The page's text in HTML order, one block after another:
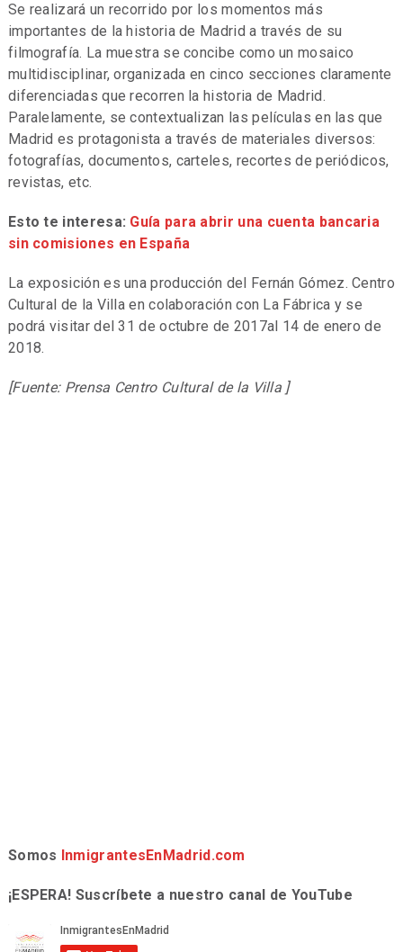
Se realizará un recorrido por los momentos más
importantes de la historia de Madrid a través de su
filmografía. La muestra se concibe como un mosaico
multidisciplinar, organizada en cinco secciones claramente
diferenciadas que recorren la historia de Madrid.
Paralelamente, se contextualizan las películas en las que
Madrid es protagonista a través de materiales diversos:
fotografías, documentos, carteles, recortes de periódicos,
revistas, etc.
Esto te interesa: Guía para abrir una cuenta bancaria
sin comisiones en España
La exposición es una producción del Fernán Gómez. Centro
Cultural de la Villa en colaboración con La Fábrica y se
podrá visitar del 31 de octubre de 2017al 14 de enero de
2018.
[Fuente: Prensa Centro Cultural de la Villa ]
Somos InmigrantesEnMadrid.com
¡ESPERA! Suscríbete a nuestro canal de YouTube